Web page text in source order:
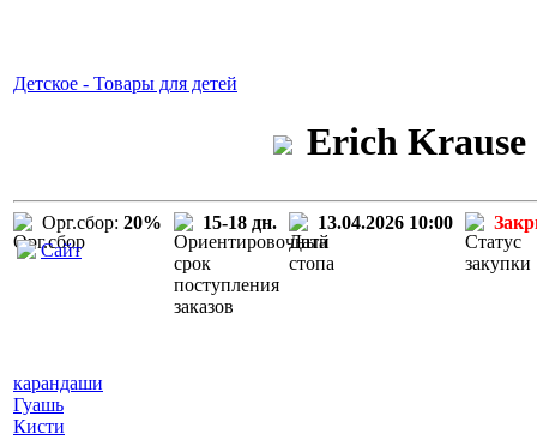
Детское - Товары для детей
Erich Krause
Орг.сбор: 20% 15-18 дн. 13.04.2026 10:00
Сайт
карандаши
Гуашь
Кисти